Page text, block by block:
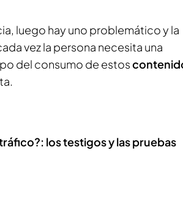
luego hay uno problemático y la
vez la persona necesita una
del consumo de estos
los testigos y las pruebas